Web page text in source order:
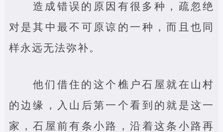
造成错误的原因有很多种，疏忽绝
对是其中最不可原谅的一种，而且也同
样永远无法弥补。
他们借住的这个樵户石屋就在山村
的边缘，入山后第一个看到的就是这一
家，石屋前有条小路，沿着这条小路再